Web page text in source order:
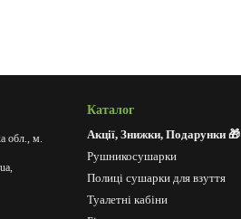
обл., м.
Каталог
Акції, Знижки, Подарунки 🎁
Рушникосушарки
Полиці сушарки для взуття
Туалетні кабіни